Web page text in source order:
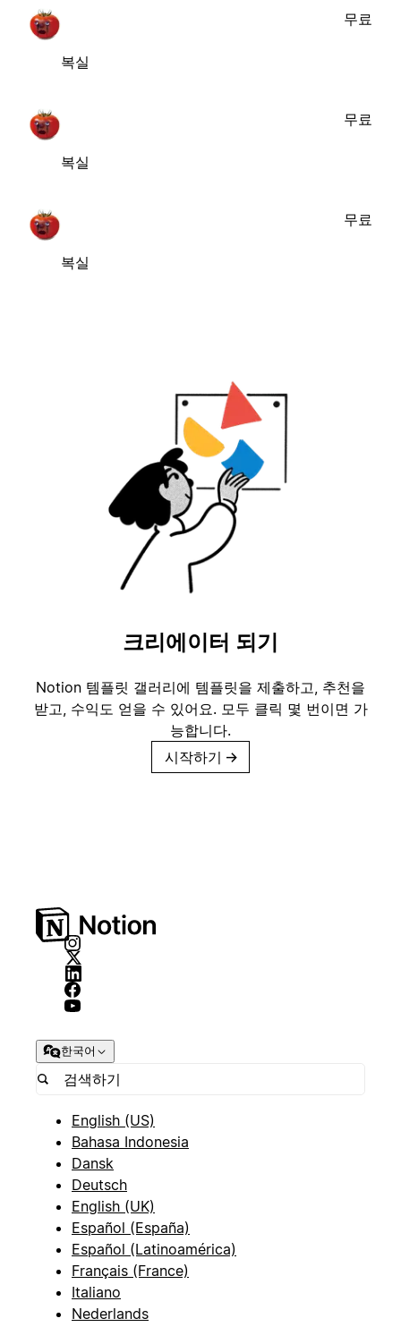
복실
무료
복실
무료
복실
무료
크리에이터 되기
Notion 템플릿 갤러리에 템플릿을 제출하고, 추천을
받고, 수익도 얻을 수 있어요. 모두 클릭 몇 번이면 가
능합니다.
시작하기 →
한국어
English (US)
Bahasa Indonesia
Dansk
Deutsch
English (UK)
Español (España)
Español (Latinoamérica)
Français (France)
Italiano
Nederlands